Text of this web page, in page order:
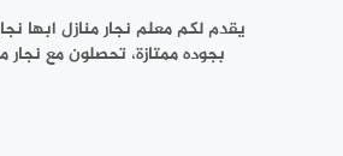
يقدم لكم معلم نجار منازل ابها
بجوده ممتازة، تحصلون مع